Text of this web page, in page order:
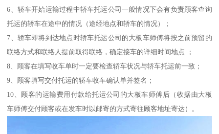
6、轿车开始运输过程中轿车托运公司一般情况下会有负责顾客查询
托运的轿车在途中的情况（途经地点和轿车的情况）；
7、轿车即将到达地点时轿车托运公司的大板车师傅将按之前预留的
联络方式和联络人提前取得联络，确定接车的详细时间地点 ；
8、顾客在填写收车单时一定要检查轿车状况与轿车托运前一致；
9、顾客填写交付托运的轿车收车确认单并签名；
10、顾客的运输费用付款给托运公司的大板车师傅后（收据由大板
车师傅交付顾客或在发车时以邮寄的方式寄往顾客地址寄达）。